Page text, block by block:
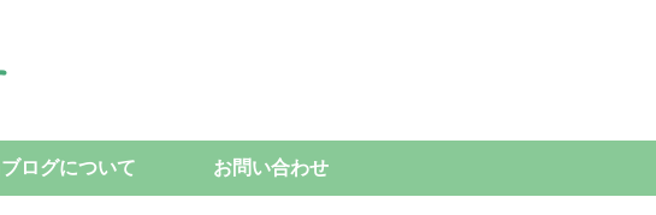
ログについて お問い合わせ